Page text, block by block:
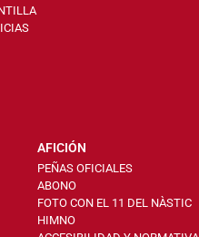
AFICIÓN
PEÑAS OFICIALES
ABONO
FOTO CON EL 11 DEL NÀSTIC
HIMNO